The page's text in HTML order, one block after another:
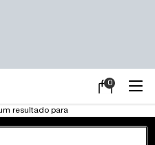
Meu
0
0 product in
resultado para